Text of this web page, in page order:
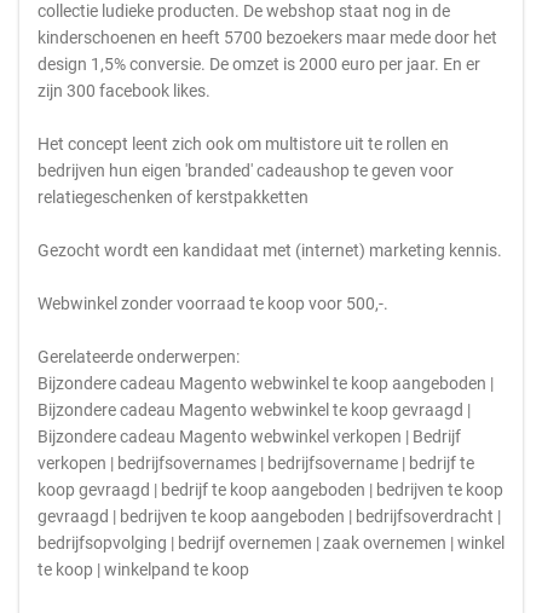
collectie ludieke producten. De webshop staat nog in de
kinderschoenen en heeft 5700 bezoekers maar mede door het
design 1,5% conversie. De omzet is 2000 euro per jaar. En er
zijn 300 facebook likes.
Het concept leent zich ook om multistore uit te rollen en
bedrijven hun eigen 'branded' cadeaushop te geven voor
relatiegeschenken of kerstpakketten
Gezocht wordt een kandidaat met (internet) marketing kennis.
Webwinkel zonder voorraad te koop voor 500,-.
Gerelateerde onderwerpen:
Bijzondere cadeau Magento webwinkel te koop aangeboden |
Bijzondere cadeau Magento webwinkel te koop gevraagd |
Bijzondere cadeau Magento webwinkel verkopen | Bedrijf
verkopen | bedrijfsovernames | bedrijfsovername | bedrijf te
koop gevraagd | bedrijf te koop aangeboden | bedrijven te koop
gevraagd | bedrijven te koop aangeboden | bedrijfsoverdracht |
bedrijfsopvolging | bedrijf overnemen | zaak overnemen | winkel
te koop | winkelpand te koop